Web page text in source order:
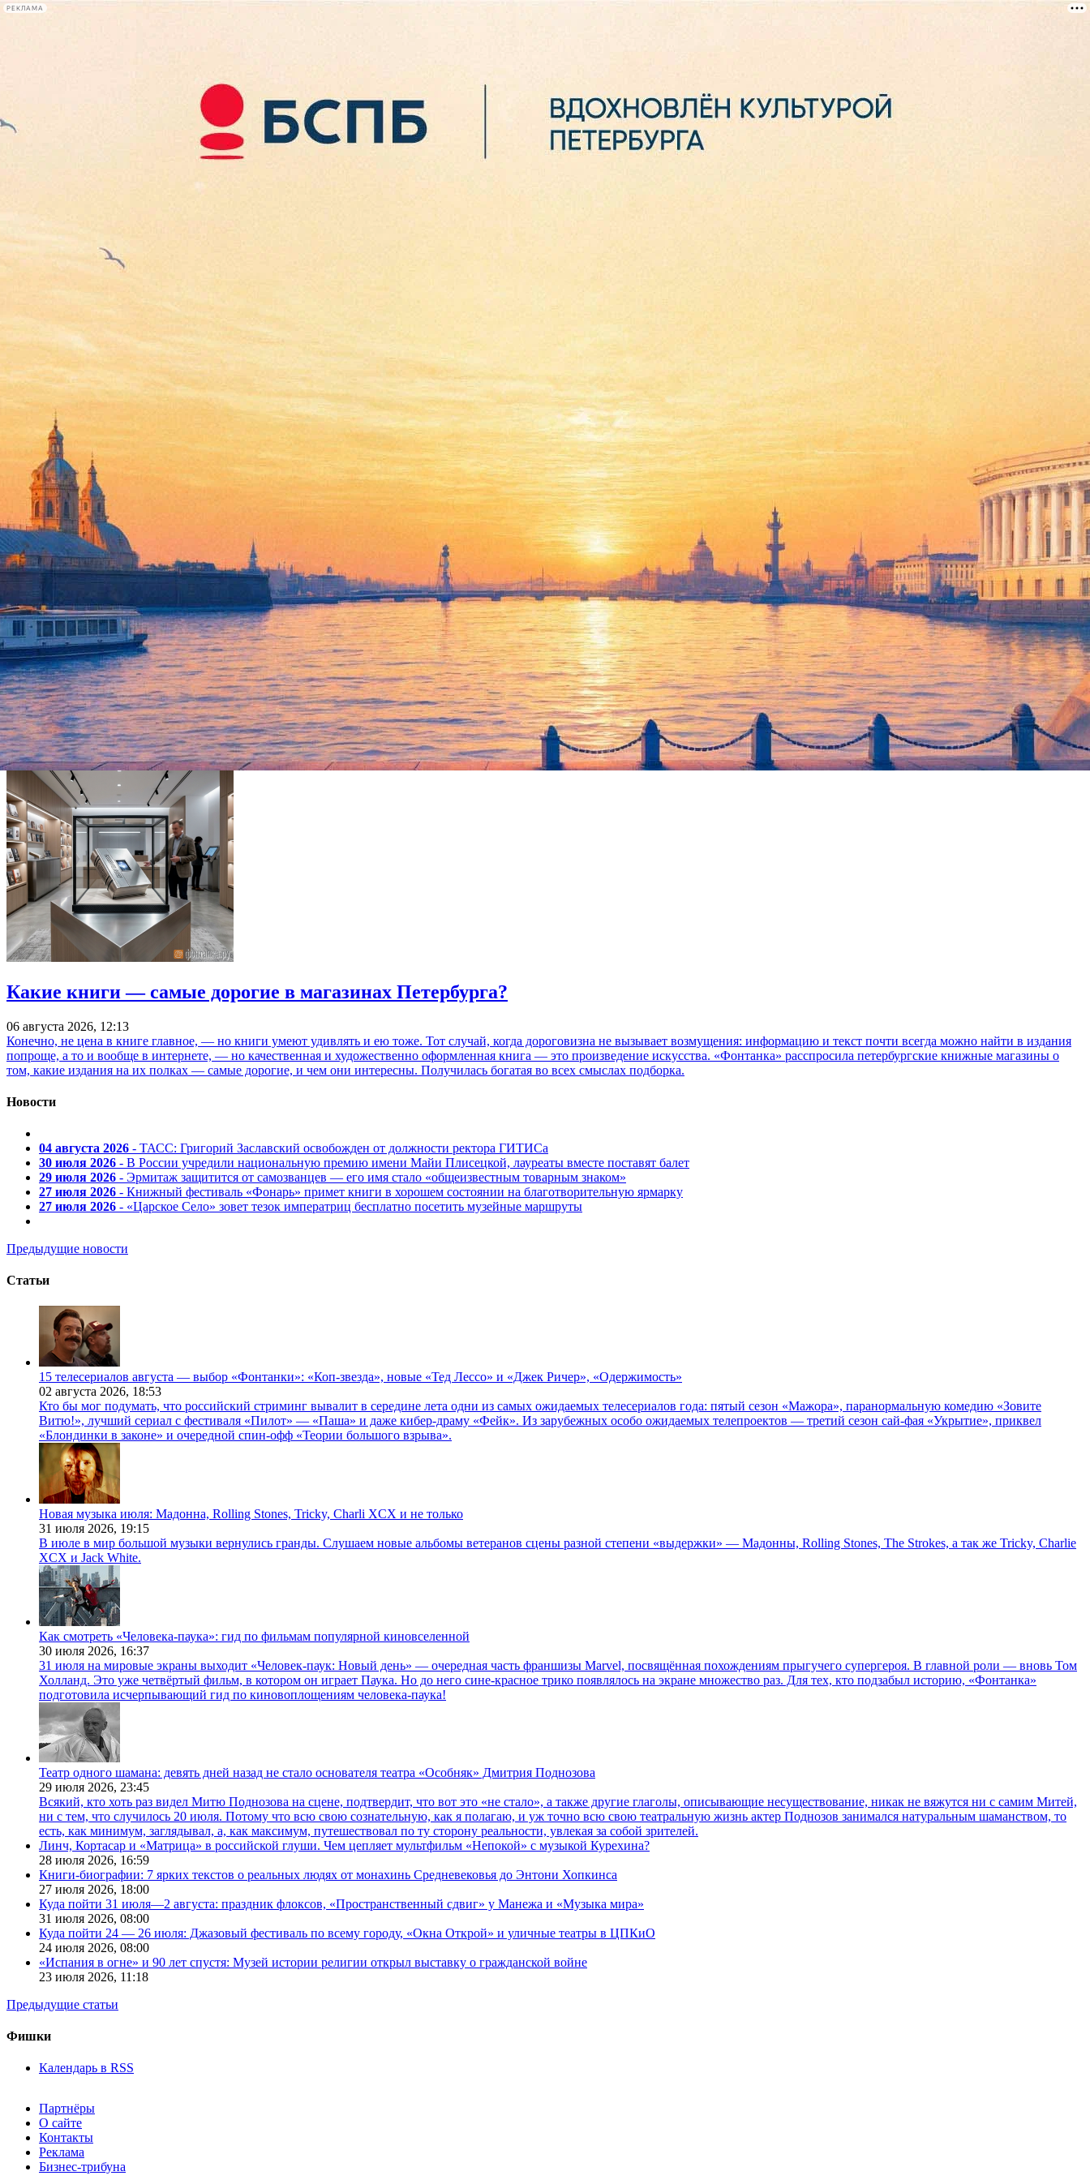
РЕКЛАМА
лекции
книги
Актриса Татьяна Колганова приглашает на марафон «Фонтанки» #минусвирус
11 апреля 2020,
Актриса театра и кино Татьяна Колганова обратилась к петербуржцам с предложением поддержать врачей города, борющихся за жизни людей в эти трудные дни, и стать виртуальными
гостями марафона в их поддержку #минусвирус, который проводит «Фонтанка.ру»
[Изображение недоступно]
13 апреля слова благодарности за работу врачей скажут и споют музыканты и группы, песен которых ждет вся страна, — Юрий Шевчук, Андрей Макаревич, Алексей Кортнев, «Запрещенные
барабанщики», Гиги Дедаламазишвили («Мгзавреби»), НОМ, «Сегодняночью», «Зимавсегда» и многие другие.
Подключайтесь к марафону в полдень понедельника — и оставайтесь с нами до ночи на сайте проекта #безантрактаtv.fontanka.ru. Ведущий марафона — известный журналист и комментатор
Федор Погорелов. (18+)
«Фонтанка.ру»
Какие книги — самые дорогие в магазинах Петербурга?
06 августа 2026, 12:13
Конечно, не цена в книге главное, — но книги умеют удивлять и ею тоже. Тот случай, когда дороговизна не вызывает возмущения: информацию и текст почти всегда можно найти в издания
попроще, а то и вообще в интернете, — но качественная и художественно оформленная книга — это произведение искусства. «Фонтанка» расспросила петербургские книжные магазины о
том, какие издания на их полках — самые дорогие, и чем они интересны. Получилась богатая во всех смыслах подборка.
Новости
04 августа 2026 - ТАСС: Григорий Заславский освобожден от должности ректора ГИТИСа
30 июля 2026 - В России учредили национальную премию имени Майи Плисецкой, лауреаты вместе поставят балет
29 июля 2026 - Эрмитаж защитится от самозванцев — его имя стало «общеизвестным товарным знаком»
27 июля 2026 - Книжный фестиваль «Фонарь» примет книги в хорошем состоянии на благотворительную ярмарку
27 июля 2026 - «Царское Село» зовет тезок императриц бесплатно посетить музейные маршруты
Предыдущие новости
Статьи
15 телесериалов августа — выбор «Фонтанки»: «Коп-звезда», новые «Тед Лессо» и «Джек Ричер», «Одержимость»
02 августа 2026, 18:53
Кто бы мог подумать, что российский стриминг вывалит в середине лета одни из самых ожидаемых телесериалов года: пятый сезон «Мажора», паранормальную комедию «Зовите
Витю!», лучший сериал с фестиваля «Пилот» — «Паша» и даже кибер-драму «Фейк». Из зарубежных особо ожидаемых телепроектов — третий сезон сай-фая «Укрытие», приквел
«Блондинки в законе» и очередной спин-офф «Теории большого взрыва».
Новая музыка июля: Мадонна, Rolling Stones, Tricky, Charli XCX и не только
31 июля 2026, 19:15
В июле в мир большой музыки вернулись гранды. Слушаем новые альбомы ветеранов сцены разной степени «выдержки» — Мадонны, Rolling Stones, The Strokes, а так же Tricky, Charlie
XCX и Jack White.
Как смотреть «Человека-паука»: гид по фильмам популярной киновселенной
30 июля 2026, 16:37
31 июля на мировые экраны выходит «Человек-паук: Новый день» — очередная часть франшизы Marvel, посвящённая похождениям прыгучего супергероя. В главной роли — вновь Том
Холланд. Это уже четвёртый фильм, в котором он играет Паука. Но до него сине-красное трико появлялось на экране множество раз. Для тех, кто подзабыл историю, «Фонтанка»
подготовила исчерпывающий гид по киновоплощениям человека-паука!
Театр одного шамана: девять дней назад не стало основателя театра «Особняк» Дмитрия Поднозова
29 июля 2026, 23:45
Всякий, кто хоть раз видел Митю Поднозова на сцене, подтвердит, что вот это «не стало», а также другие глаголы, описывающие несуществование, никак не вяжутся ни с самим Митей,
ни с тем, что случилось 20 июля. Потому что всю свою сознательную, как я полагаю, и уж точно всю свою театральную жизнь актер Поднозов занимался натуральным шаманством, то
есть, как минимум, заглядывал, а, как максимум, путешествовал по ту сторону реальности, увлекая за собой зрителей.
Линч, Кортасар и «Матрица» в российской глуши. Чем цепляет мультфильм «Непокой» с музыкой Курехина?
28 июля 2026, 16:59
Книги-биографии: 7 ярких текстов о реальных людях от монахинь Средневековья до Энтони Хопкинса
27 июля 2026, 18:00
Куда пойти 31 июля—2 августа: праздник флоксов, «Пространственный сдвиг» у Манежа и «Музыка мира»
31 июля 2026, 08:00
Куда пойти 24 — 26 июля: Джазовый фестиваль по всему городу, «Окна Открой» и уличные театры в ЦПКиО
24 июля 2026, 08:00
«Испания в огне» и 90 лет спустя: Музей истории религии открыл выставку о гражданской войне
23 июля 2026, 11:18
Предыдущие статьи
Фишки
Календарь в RSS
Партнёры
О сайте
Контакты
Реклама
Бизнес-трибуна